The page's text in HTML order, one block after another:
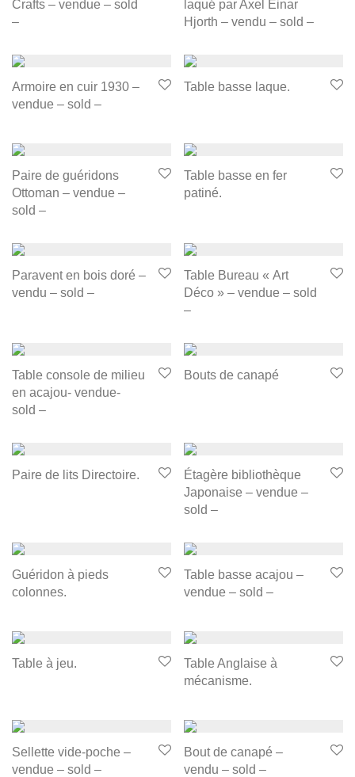
Crafts – vendue – sold
–
laqué par Axel Einar
Hjorth – vendu – sold –
Armoire en cuir 1930 –
vendue – sold –
Table basse laque.
Paire de guéridons
Ottoman – vendue –
sold –
Table basse en fer
patiné.
Paravent en bois doré –
vendu – sold –
Table Bureau « Art
Déco » – vendue – sold
–
Table console de milieu
en acajou- vendue-
sold –
Bouts de canapé
Paire de lits Directoire.
Étagère bibliothèque
Japonaise – vendue –
sold –
Guéridon à pieds
colonnes.
Table basse acajou –
vendue – sold –
Table à jeu.
Table Anglaise à
mécanisme.
Sellette vide-poche –
vendue – sold –
Bout de canapé –
vendu – sold –